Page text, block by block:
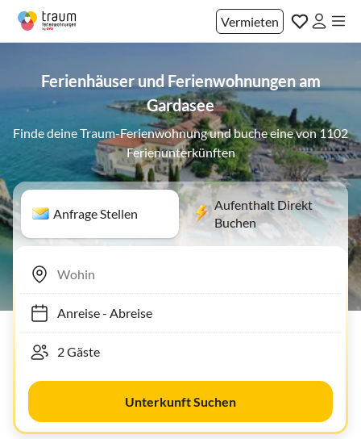
Vermieten
Ferienhäuser und Ferienwohnungen am
Gardasee
Finde deine Traum-Ferienwohnung und buche eine von 1102
Ferienunterkünften
Anfrage Stellen
Aufenthalt Direkt
Buchen
Anreise- Abreise
Unterkunft Suchen